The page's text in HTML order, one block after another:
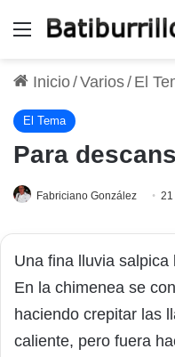
Menú
Inicio/Varios/ El
El Tema
Para
Fabriciano González 21
Una fina lluvia
En la chimenea se
haciendo crepitar las
caliente, pero fuera